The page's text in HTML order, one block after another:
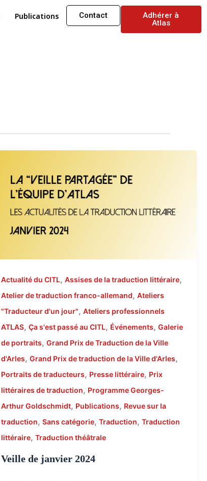
Publications Contact
Adhérer à
Atlas
Actualité du CITL, Assises de la traduction littéraire,
Atelier de traduction franco-allemand, Ateliers
"Traducteur d'un jour", Ateliers professionnels
ATLAS, Ça s'est passé au CITL, Événements, Galerie
de portraits, Grand Prix de Traduction de la Ville
d'Arles, Grand Prix de traduction de la Ville d'Arles,
Portraits de traducteurs, Presse littéraire, Prix
littéraires de traduction, Programme Georges-
Arthur Goldschmidt, Publications, Revue sur la
traduction, Sans catégorie, Traduction, Traduction
littéraire, Traduction théâtrale
Veille de janvier 2024